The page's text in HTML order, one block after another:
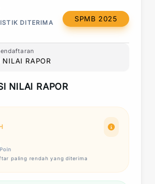
DITERIMA
SPMB 2025
NILAI RAPOR
NILAI RAPOR
Poin
paling rendah yang diterima